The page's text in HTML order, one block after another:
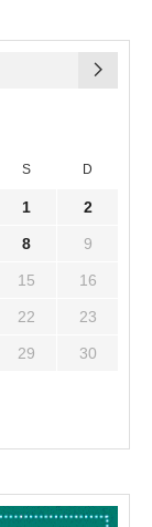
S D
1 2
8 9
15 16
22 23
29 30